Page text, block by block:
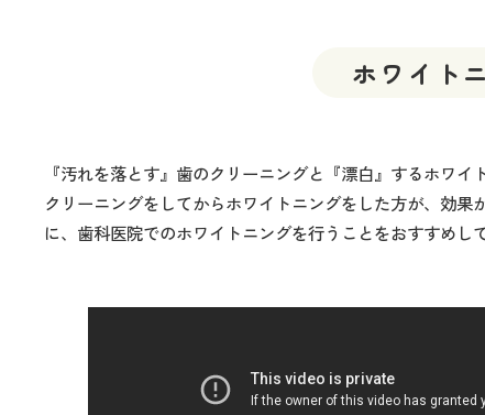
ホワイト
『汚れを落とす』歯のクリーニングと『漂白』するホワイ
クリーニングをしてからホワイトニングをした方が、効
に、歯科医院でのホワイトニングを行うことをおすすめし